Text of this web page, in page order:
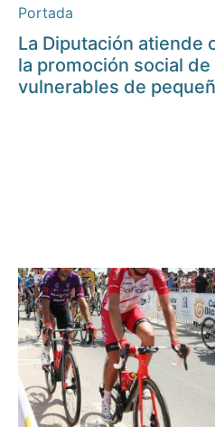
Portada
La Diputación atiende
la promoción social
vulnerables de